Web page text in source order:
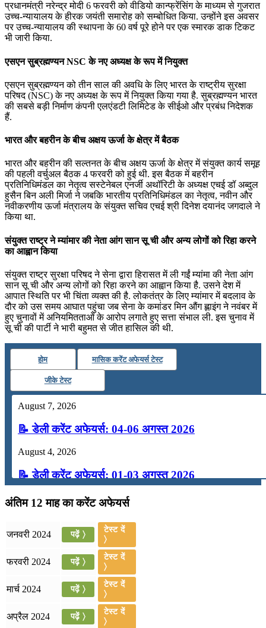
प्रधानमंत्री नरेन्द्र मोदी 6 फरवरी को वीडियो कान्फ्रेंसिंग के माध्यम से गुजरात
उच्च-न्यायालय के हीरक जयंती समारोह को सम्बोधित किया. उन्होंने इस अवसर
पर उच्च-न्यायालय की स्थापना के 60 वर्ष पूरे होने पर एक स्मारक डाक टिकट
भी जारी किया.
एसएन सुब्रह्मण्यन NSC के नए अध्यक्ष के रूप में नियुक्त
एसएन सुब्रह्मण्यन को तीन साल की अवधि के लिए भारत के राष्ट्रीय सुरक्षा
परिषद (NSC) के नए अध्यक्ष के रूप में नियुक्त किया गया है. सुब्रह्मण्यन भारत
की सबसे बड़ी निर्माण कंपनी एलएंडटी लिमिटेड के सीईओ और प्रबंध निदेशक
हैं.
भारत और बहरीन के बीच अक्षय ऊर्जा के क्षेत्र में बैठक
भारत और बहरीन की सल्तनत के बीच अक्षय ऊर्जा के क्षेत्र में संयुक्त कार्य समूह
की पहली वर्चुअल बैठक 4 फरवरी को हुई थी. इस बैठक में बहरीन
प्रतिनिधिमंडल का नेतृत्व सस्टेनेबल एनर्जी अथॉरिटी के अध्यक्ष एचई डॉ अब्दुल
हुसैन बिन अली मिर्जा ने जबकि भारतीय प्रतिनिधिमंडल का नेतृत्व, नवीन और
नवीकरणीय ऊर्जा मंत्रालय के संयुक्त सचिव एचई श्री दिनेश दयानंद जगदाले ने
किया था.
संयुक्त राष्ट्र ने म्यांमार की नेता आंग सान सू ची और अन्य लोगों को रिहा करने
का आह्वान किया
संयुक्त राष्ट्र सुरक्षा परिषद ने सेना द्वारा हिरासत में ली गईं म्यांमा की नेता आंग
सान सू ची और अन्य लोगों को रिहा करने का आह्वान किया है. उसने देश में
आपात स्थिति पर भी चिंता व्यक्त की है. लोकतंत्र के लिए म्यांमार में बदलाव के
दौर को उस समय आघात पहुंचा जब सेना के कमांडर मिन औंग ह्लाइंग ने नवंबर में
हुए चुनावों में अनियमितताओं के आरोप लगाते हुए सत्ता संभाल ली. इस चुनाव में
सू ची की पार्टी ने भारी बहुमत से जीत हासिल की थी.
होम मासिक करेंट अफेयर्स टेस्ट
जीके टेस्ट
August 7, 2026
📝 डेली करेंट अफेयर्स: 04-06 अगस्त 2026
August 4, 2026
📝 डेली करेंट अफेयर्स: 01-03 अगस्त 2026
July 31, 2026
📝 डेली करेंट अफेयर्स: 28-31 जुलाई 2026
July 28, 2026
📝 डेली करेंट अफेयर्स: 25-27 जुलाई 2026
July 25, 2026
📝 डेली करेंट अफेयर्स: 22-24 जुलाई 2026
अंतिम 12 माह का करेंट अफेयर्स
जनवरी 2024 पढ़ें 〉
टेस्ट दें
〉
फरवरी 2024 पढ़ें 〉
टेस्ट दें
〉
मार्च 2024 पढ़ें 〉
टेस्ट दें
〉
अप्रैल 2024 पढ़ें 〉
टेस्ट दें
〉